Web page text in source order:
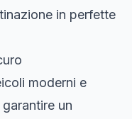
in perfette
moderni e
un